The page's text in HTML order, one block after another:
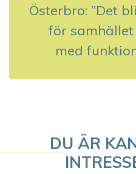
Österbro: ”Det
för
med
DU ÄR